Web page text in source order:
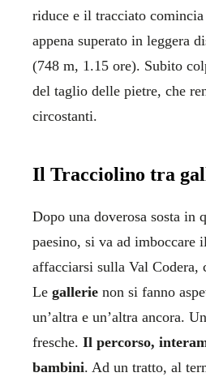
riduce e il tracciato
appena superato in leggera
(748 m, 1.15 ore). Subito
del taglio delle pietre, che
circostanti.
Il Tracciolino tra
Dopo una doverosa sosta in
paesino, si va ad imboccare
affacciarsi sulla Val Codera,
Le gallerie non si fanno
un’altra e un’altra ancora.
fresche. Il percorso,
bambini. Ad un tratto, al